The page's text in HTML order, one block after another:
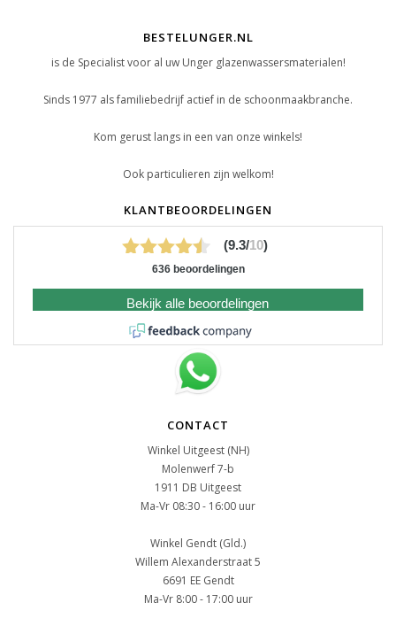
BESTELUNGER.NL
is de Specialist voor al uw Unger glazenwassersmaterialen!
Sinds 1977 als familiebedrijf actief in de schoonmaakbranche.
Kom gerust langs in een van onze winkels!
Ook particulieren zijn welkom!
KLANTBEOORDELINGEN
(9.3/10)
636 beoordelingen
Bekijk alle beoordelingen
CONTACT
Winkel Uitgeest (NH)
Molenwerf 7-b
1911 DB Uitgeest
Ma-Vr 08:30 - 16:00 uur
Winkel Gendt (Gld.)
Willem Alexanderstraat 5
6691 EE Gendt
Ma-Vr 8:00 - 17:00 uur